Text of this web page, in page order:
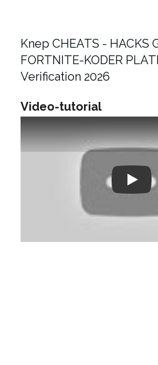
Knep CHEATS - HACKS
FORTNITE-KODER
Verification 2026
Video-tutorial
Play: